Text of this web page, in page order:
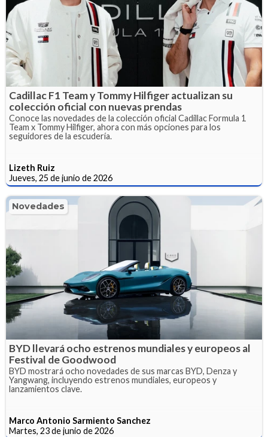
Cadillac F1 Team y Tommy Hilfiger actualizan su
colección oficial con nuevas prendas
Conoce las novedades de la colección oficial Cadillac Formula 1
Team x Tommy Hilfiger, ahora con más opciones para los
seguidores de la escudería.
Lizeth Ruiz
Jueves, 25 de junio de 2026
Novedades
BYD llevará ocho estrenos mundiales y europeos al
Festival de Goodwood
BYD mostrará ocho novedades de sus marcas BYD, Denza y
Yangwang, incluyendo estrenos mundiales, europeos y
lanzamientos clave.
Marco Antonio Sarmiento Sanchez
Martes, 23 de junio de 2026